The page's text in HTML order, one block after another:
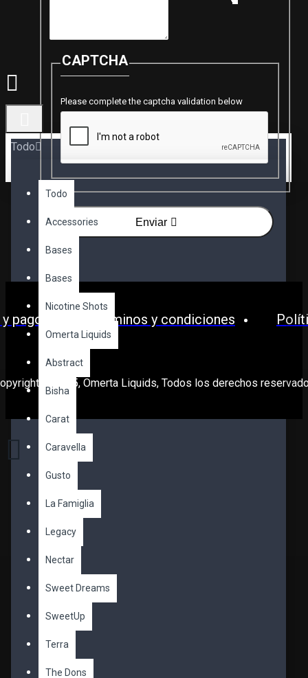
Todo
Todo
Accessories
Bases
Bases
Nicotine Shots
Omerta Liquids
Abstract
Bisha
Carat
Caravella
Gusto
La Famiglia
Legacy
Nectar
Sweet Dreams
SweetUp
Terra
The Dons
CAPTCHA
Please complete the captcha validation below
Enviar
pagos Términos y condiciones
© 2025, Omerta Liquids, Todos los derechos